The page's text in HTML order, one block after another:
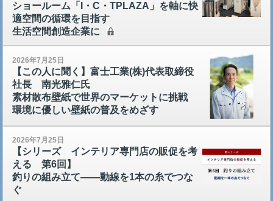
ショールーム「I・C・TPLAZA」を軸に快
適空間の循環を目指す
生活空間創造企業に
2026年7月25日
【この人に聞く】富士工業(株)代表取締役
社長 南光雅仁氏
素材散布壁紙で世界のマーケットに挑戦
環境に優しい壁紙の普及をめざす
2026年7月25日
【シリーズ インテリア専門店の販促を考
える 第6回】
釣りの組み立て――動線を1本の糸でつな
ぐ